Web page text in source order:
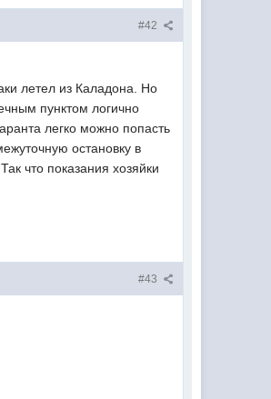
#42
летел из Каладона. Но
пунктом логично
легко можно попасть
остановку в
что показания хозяйки
#43